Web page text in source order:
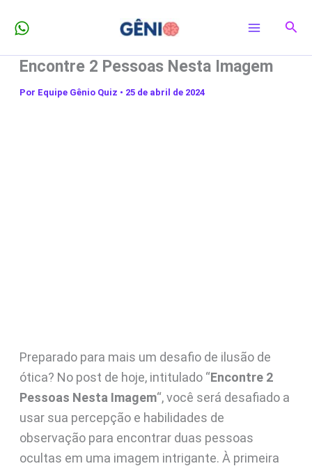
para
conteúdo
Encontre 2 Pessoas Nesta Imagem
Por Equipe Gênio Quiz • 25 de abril de 2024
Preparado para mais um desafio de ilusão de
ótica? No post de hoje, intitulado “Encontre 2
Pessoas Nesta Imagem“, você será desafiado a
usar sua percepção e habilidades de
observação para encontrar duas pessoas
ocultas em uma imagem intrigante. À primeira